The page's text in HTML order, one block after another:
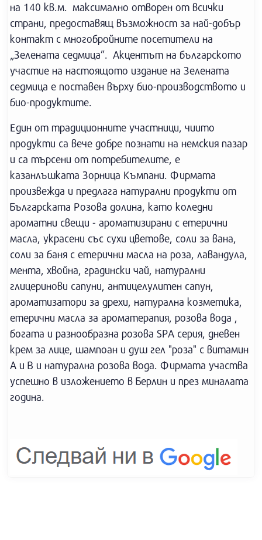
на 140 кв.м. максимално отворен от всички
страни, предоставящ възможност за най-добър
контакт с многобройните посетители на
„Зелената седмица”. Акцентът на българското
участие на настоящото издание на Зелената
седмица е поставен върху био-производството и
био-продуктите.
Един от традиционните участници, чиито
продукти са вече добре познати на немския пазар
и са търсени от потребителите, е
казанлъшката Зорница Къмпани. Фирмата
произвежда и предлага натурални продукти от
Българската Розова долина, като коледни
ароматни свещи - ароматизирани с етерични
масла, украсени със сухи цветове, соли за вана,
соли за баня с етeрични масла на роза, лавандула,
мента, хвойна, градински чай, натурални
глицеринови сапуни, антицелулитен сапун,
ароматизатори за дрехи, натурална козметика,
етерични масла за ароматерапия, розова вода ,
богата и разнообразна розова SPA серия, дневен
крем за лице, шампоан и душ гел "роза" с витамин
А и В и натурална розова вода. Фирмата участва
успешно в изложението в Берлин и през миналата
година.